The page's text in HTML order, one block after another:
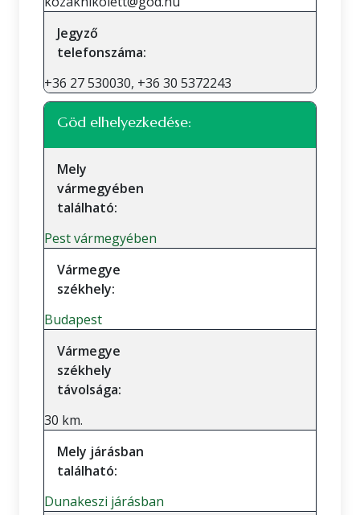
Jegyző
telefonszáma:
+36 27 530030, +36 30 5372243
Göd elhelyezkedése:
Mely
vármegyében
található:
Pest vármegyében
Vármegye
székhely:
Budapest
Vármegye
székhely
távolsága:
30 km.
Mely járásban
található:
Dunakeszi járásban